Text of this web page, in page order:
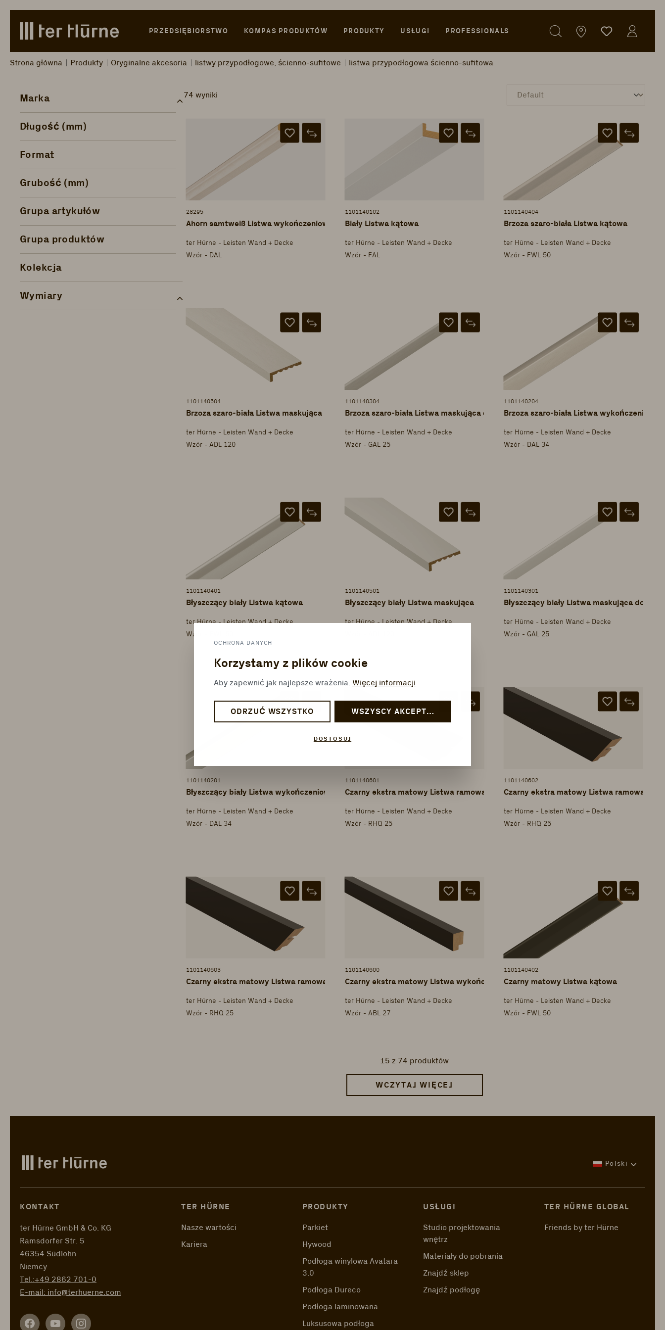
to main content
Skip to search
Skip to main navigation
PRZEDSIĘBIORSTWO KOMPAS PRODUKTÓW PRODUKTY USŁUGI PROFESSIONALS
Strona główna Produkty Oryginalne akcesoria listwy przypodłogowe, ścienno-sufitowe listwa przypodłogowa ścienno-sufitowa
Marka
Długość (mm)
Format
Grubość (mm)
Grupa artykułów
Grupa produktów
Kolekcja
Wymiary
74 wyniki
28295
Ahorn samtweiß Listwa wykończeniowa do sufitu
ter Hürne - Leisten Wand + Decke
Wzór - DAL
1101140102
Biały Listwa kątowa
ter Hürne - Leisten Wand + Decke
Wzór - FAL
1101140404
Brzoza szaro-biała Listwa kątowa
ter Hürne - Leisten Wand + Decke
Wzór - FWL 50
1101140504
Brzoza szaro-biała Listwa maskująca
ter Hürne - Leisten Wand + Decke
Wzór - ADL 120
1101140304
Brzoza szaro-biała Listwa maskująca do cięć ukośnych
ter Hürne - Leisten Wand + Decke
Wzór - GAL 25
1101140204
Brzoza szaro-biała Listwa wykończeniowa
ter Hürne - Leisten Wand + Decke
Wzór - DAL 34
1101140401
Błyszczący biały Listwa kątowa
ter Hürne - Leisten Wand + Decke
Wzór - FWL 50
1101140501
Błyszczący biały Listwa maskująca
ter Hürne - Leisten Wand + Decke
1101140301
Błyszczący biały Listwa maskująca do
ter Hürne - Leisten Wand + Decke
Wzór - GAL 25
1101140201
Błyszczący biały Listwa wykończeniowa do sufitu
ter Hürne - Leisten Wand + Decke
Wzór - DAL 34
1101140601
Czarny ekstra matowy Listwa ramowa
ter Hürne - Leisten Wand + Decke
Wzór - RHQ 25
1101140602
Czarny ekstra matowy Listwa ramowa
ter Hürne - Leisten Wand + Decke
Wzór - RHQ 25
1101140603
Czarny ekstra matowy Listwa ramowa
ter Hürne - Leisten Wand + Decke
Wzór - RHQ 25
1101140600
Czarny ekstra matowy Listwa wykończeniowa
ter Hürne - Leisten Wand + Decke
Wzór - ABL 27
1101140402
Czarny matowy Listwa kątowa
ter Hürne - Leisten Wand + Decke
Wzór - FWL 50
15 z 74 produktów
WCZYTAJ WIĘCEJ
Polski
KONTAKT
ter Hürne GmbH & Co. KG
Ramsdorfer Str. 5
46354 Südlohn
Niemcy
Tel.:+49 2862 701-0
E-mail: info@terhuerne.com
TER HÜRNE
Nasze wartości
Kariera
PRODUKTY
Parkiet
Hywood
Podłoga winylowa Avatara
3.0
Podłoga Dureco
Podłoga laminowana
Luksusowa podłoga
USŁUGI
Studio projektowania
wnętrz
Materiały do pobrania
Znajdź sklep
Znajdź podłogę
TER HÜRNE GLOBAL
Friends by ter Hürne
OCHRONA DANYCH
Korzystamy z plików cookie
Aby zapewnić jak najlepsze wrażenia. Więcej informacji
ODRZUĆ WSZYSTKO WSZYSCY AKCEPTUJĄ
DOSTOSUJ